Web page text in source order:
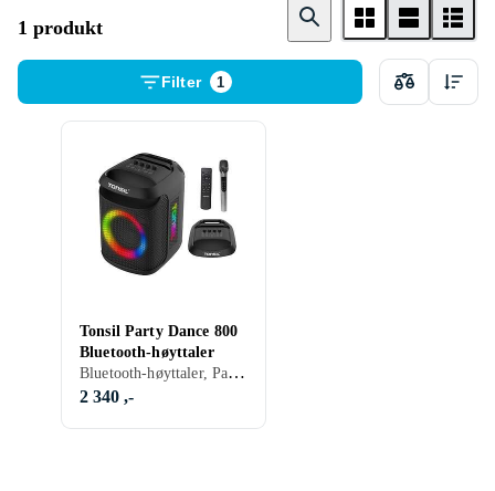
1 produkt
Filter 1
Tonsil Party Dance 800
Bluetooth-høyttaler
Bluetooth-høyttaler, Partyhøyttaler
2 340 ,-